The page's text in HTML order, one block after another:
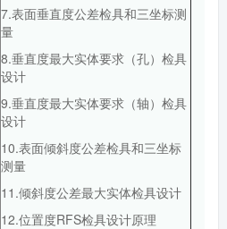
7.表面垂直度公差检具和三坐标测
量
8.垂直度最大实体要求（孔）检具
设计
9.垂直度最大实体要求（轴）检具
设计
10.表面倾斜度公差检具和三坐标
测量
11.倾斜度公差最大实体检具设计
12.位置度RFS检具设计原理